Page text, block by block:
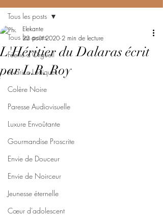
Tous les posts
Féerie d'Orgueil
Avarice Ludique
Colère Noire
Paresse Audiovisuelle
Luxure Envoûtante
Gourmandise Proscrite
Envie de Douceur
Envie de Noirceur
Jeunesse éternelle
Cœur d'adolescent
Tous les posts
L'Héritier du Dalaras écrit
par L.R. Roy
Elekante
22 août 2020 2 min de lecture